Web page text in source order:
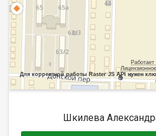
Для корректной работы Raster JS API нужен
Шкилева